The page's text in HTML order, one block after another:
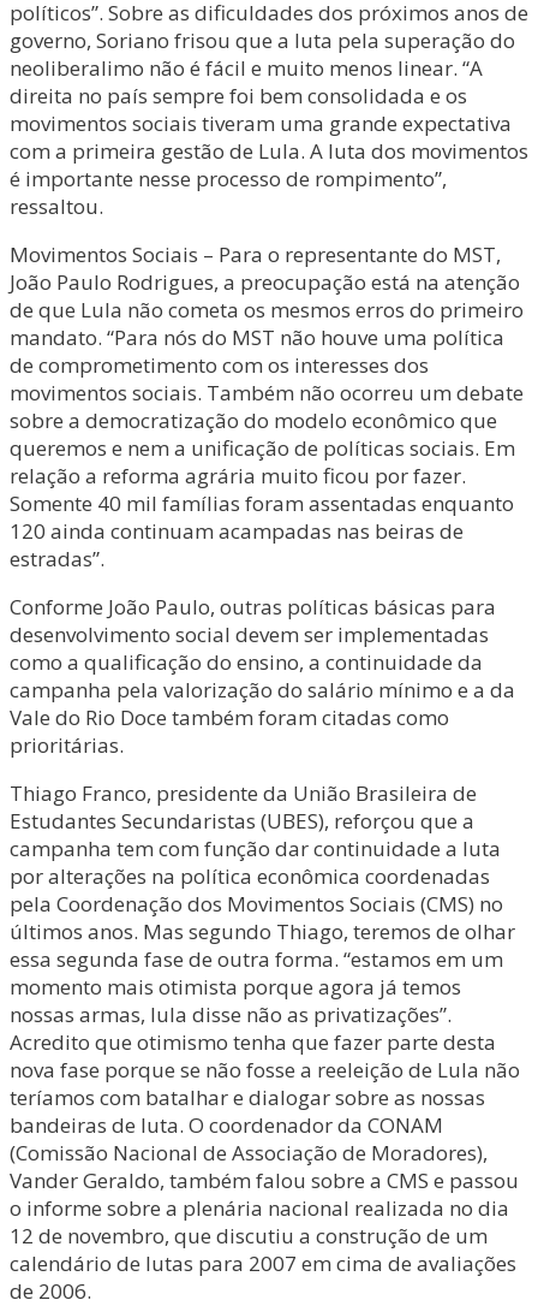
políticos”. Sobre as dificuldades dos próximos anos de
governo, Soriano frisou que a luta pela superação do
neoliberalimo não é fácil e muito menos linear. “A
direita no país sempre foi bem consolidada e os
movimentos sociais tiveram uma grande expectativa
com a primeira gestão de Lula. A luta dos movimentos
é importante nesse processo de rompimento”,
ressaltou.
Movimentos Sociais – Para o representante do MST,
João Paulo Rodrigues, a preocupação está na atenção
de que Lula não cometa os mesmos erros do primeiro
mandato. “Para nós do MST não houve uma política
de comprometimento com os interesses dos
movimentos sociais. Também não ocorreu um debate
sobre a democratização do modelo econômico que
queremos e nem a unificação de políticas sociais. Em
relação a reforma agrária muito ficou por fazer.
Somente 40 mil famílias foram assentadas enquanto
120 ainda continuam acampadas nas beiras de
estradas”.
Conforme João Paulo, outras políticas básicas para
desenvolvimento social devem ser implementadas
como a qualificação do ensino, a continuidade da
campanha pela valorização do salário mínimo e a da
Vale do Rio Doce também foram citadas como
prioritárias.
Thiago Franco, presidente da União Brasileira de
Estudantes Secundaristas (UBES), reforçou que a
campanha tem com função dar continuidade a luta
por alterações na política econômica coordenadas
pela Coordenação dos Movimentos Sociais (CMS) no
últimos anos. Mas segundo Thiago, teremos de olhar
essa segunda fase de outra forma. “estamos em um
momento mais otimista porque agora já temos
nossas armas, lula disse não as privatizações”.
Acredito que otimismo tenha que fazer parte desta
nova fase porque se não fosse a reeleição de Lula não
teríamos com batalhar e dialogar sobre as nossas
bandeiras de luta. O coordenador da CONAM
(Comissão Nacional de Associação de Moradores),
Vander Geraldo, também falou sobre a CMS e passou
o informe sobre a plenária nacional realizada no dia
12 de novembro, que discutiu a construção de um
calendário de lutas para 2007 em cima de avaliações
de 2006.